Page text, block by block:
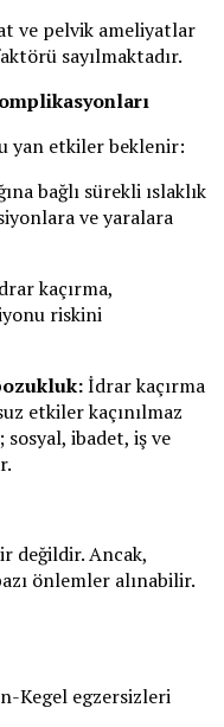
ve pelvik ameliyatlar
sayılmaktadır.
yan etkiler beklenir:
bağlı sürekli ıslaklık
ve yaralara
kaçırma,
riskini
İdrar kaçırma
etkiler kaçınılmaz
ibadet, iş ve
değildir. Ancak,
önlemler alınabilir.
Kegel egzersizleri